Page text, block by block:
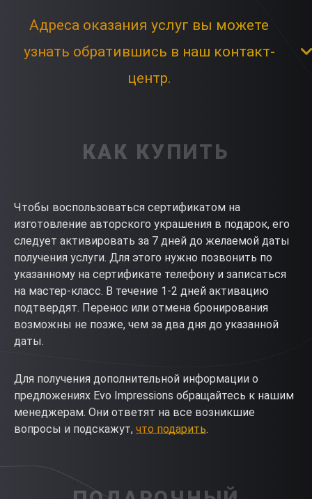
Адреса оказания услуг вы можете
узнать обратившись в наш контакт-
центр.
КАК КУПИТЬ
Чтобы воспользоваться сертификатом на
изготовление авторского украшения в подарок, его
следует активировать за 7 дней до желаемой даты
получения услуги. Для этого нужно позвонить по
указанному на сертификате телефону и записаться
на мастер-класс. В течение 1-2 дней активацию
подтвердят. Перенос или отмена бронирования
возможны не позже, чем за два дня до указанной
даты.
Для получения дополнительной информации о
предложениях Evo Impressions обращайтесь к нашим
менеджерам. Они ответят на все возникшие
вопросы и подскажут, что подарить.